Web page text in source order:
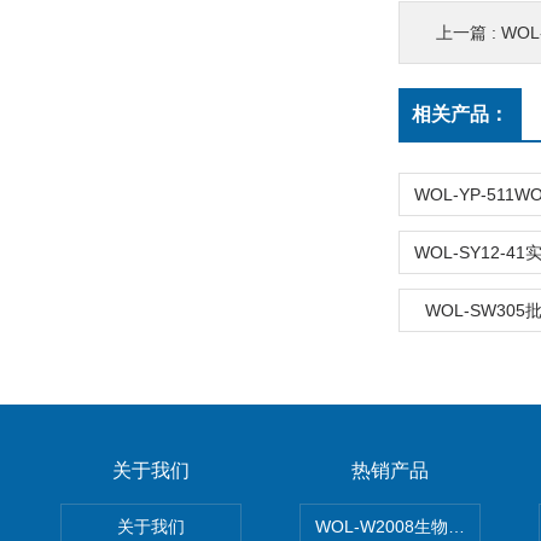
上一篇 :
相关产品：
WOL-SW305
关于我们
关于我们
热销产品
WOL-W2008生物制药GMP